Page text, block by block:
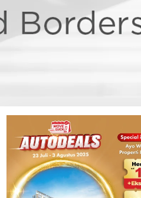
Pendaftaran Istana Dibuka,
Warga Berebut Kuota